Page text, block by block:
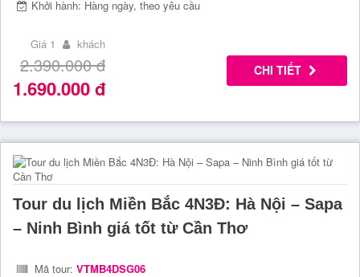
Khởi hành: Hàng ngày, theo yêu cầu
Giá 1 khách
2.390.000đ
1.690.000đ
CHI TIẾT
Tour du lịch Miền Bắc 4N3Đ: Hà Nội – Sapa
– Ninh Bình giá tốt từ Cần Thơ
Mã tour: VTMB4DSG06